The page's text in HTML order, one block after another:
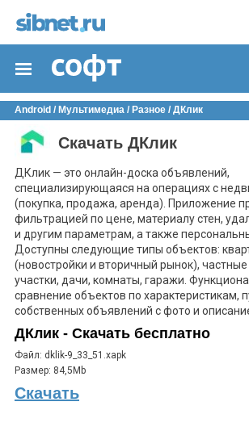
Android / Мультимедиа / Разное / ДКлик
Скачать ДКлик
ДКлик — это онлайн-доска объявлений,
специализирующаяся на операциях с
(покупка, продажа, аренда). Приложение
фильтрацией по цене, материалу стен,
и другим параметрам, а также
Доступны следующие типы объектов:
(новостройки и вторичный рынок),
участки, дачи, комнаты, гаражи.
сравнение объектов по характеристикам,
собственных объявлений с фото и
ДКлик - Скачать бесплатно
Файл: dklik-9_33_51.xapk
Размер: 84,5Mb
Скачать